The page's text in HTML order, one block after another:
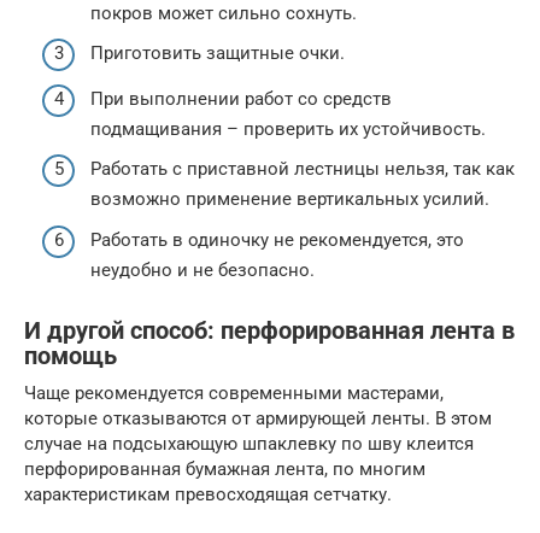
покров может сильно сохнуть.
Приготовить защитные очки.
При выполнении работ со средств
подмащивания – проверить их устойчивость.
Работать с приставной лестницы нельзя, так как
возможно применение вертикальных усилий.
Работать в одиночку не рекомендуется, это
неудобно и не безопасно.
И другой способ: перфорированная лента в
помощь
Чаще рекомендуется современными мастерами,
которые отказываются от армирующей ленты. В этом
случае на подсыхающую шпаклевку по шву клеится
перфорированная бумажная лента, по многим
характеристикам превосходящая сетчатку.